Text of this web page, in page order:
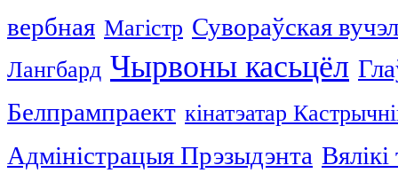
вербная Магістр Сувораўская
Лангбард Чырвоны касьцёл
Белпрампраект кінатэатар
Адміністрацыя Прэзыдэнта Вялікі